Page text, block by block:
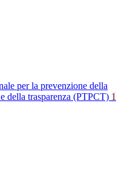
per la prevenzione della
della trasparenza (PTPCT) 1